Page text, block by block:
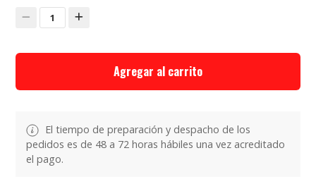
1
Agregar al carrito
El tiempo de preparación y despacho de los
pedidos es de 48 a 72 horas hábiles una vez acreditado
el pago.